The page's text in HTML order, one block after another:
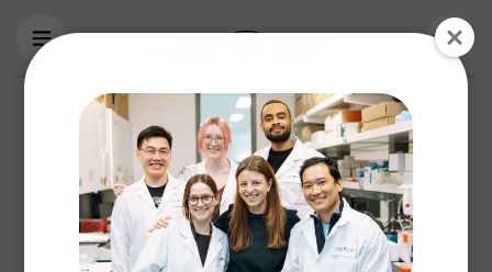
Aller au contenu principal
La Fondation du
CUSM reçoit
l’accréditation
d’Imagine Canada